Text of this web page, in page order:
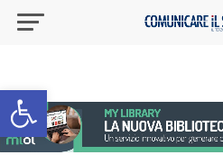
Apri la barra degli strumenti